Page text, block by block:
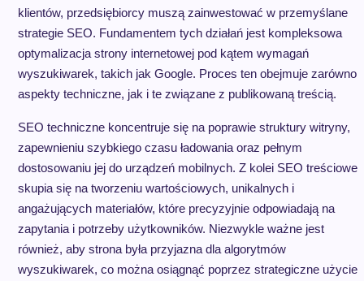
klientów, przedsiębiorcy muszą zainwestować w przemyślane
strategie SEO. Fundamentem tych działań jest kompleksowa
optymalizacja strony internetowej pod kątem wymagań
wyszukiwarek, takich jak Google. Proces ten obejmuje zarówno
aspekty techniczne, jak i te związane z publikowaną treścią.
SEO techniczne koncentruje się na poprawie struktury witryny,
zapewnieniu szybkiego czasu ładowania oraz pełnym
dostosowaniu jej do urządzeń mobilnych. Z kolei SEO treściowe
skupia się na tworzeniu wartościowych, unikalnych i
angażujących materiałów, które precyzyjnie odpowiadają na
zapytania i potrzeby użytkowników. Niezwykle ważne jest
również, aby strona była przyjazna dla algorytmów
wyszukiwarek, co można osiągnąć poprzez strategiczne użycie